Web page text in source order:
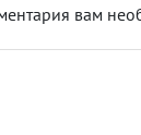
вам